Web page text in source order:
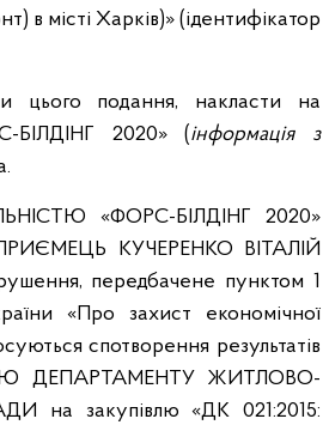
в місті Харків)» (ідентифікатор
цього подання, накласти на
2020» (інформація з
«ФОРС-БІЛДІНГ 2020»
КУЧЕРЕНКО ВІТАЛІЙ
передбачене пунктом 1
«Про захист економічної
спотворення результатів
ДЕПАРТАМЕНТУ ЖИТЛОВО-
на закупівлю «ДК 021:2015: